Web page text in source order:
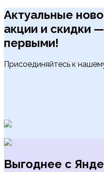
Актуальные
акции и скидки
первыми!
Присоединяйтесь к
Выгоднее с